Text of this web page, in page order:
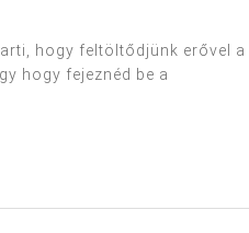
hogy feltöltődjünk erővel a
hogy fejeznéd be a